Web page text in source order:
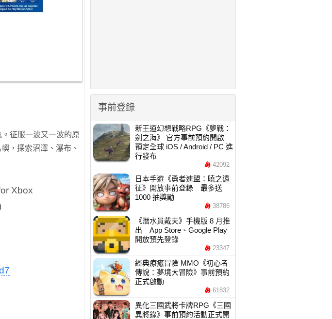
征服一波又一波的原
，探索沼澤、瀑布、
Xbox
事前登錄
新王道幻想戰略RPG《夢戰：
劍之海》 官方事前預約開啟
預定全球 iOS / Android / PC 進
行發布
42092
日本手遊《勇者連盟：曉之遠
征》開放事前登錄 最多送
1000 抽獎勵
38786
《潛水員戴夫》手機版 8 月推
出 App Store、Google Play
開放預先登錄
23347
經典療癒冒險 MMO《初心者
傳說：夢境大冒險》事前預約
正式啟動
61832
異化三國武將卡牌RPG《三國
異將錄》事前預約活動正式開